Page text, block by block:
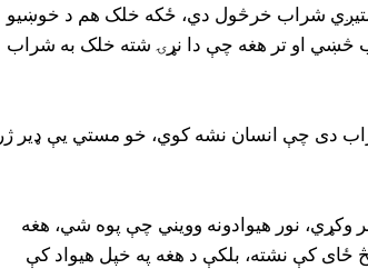
شراب خرڅول دي، ځکه خلک هم د خوښیو
څښي او تر هغه چې دا نړۍ شته خلک به شراب
دی چې انسان نشه کوي، خو مستي یې ډیر ژر
وکړي، نور هیوادونه وویني چې پوه شي، هغه
کې نشته، بلکې د هغه په خپل هیواد کې